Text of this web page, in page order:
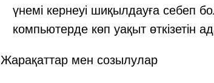
үнемі кернеуі шиқылдауға себеп
компьютерде көп уақыт өткізетін
Жарақаттар мен созылулар